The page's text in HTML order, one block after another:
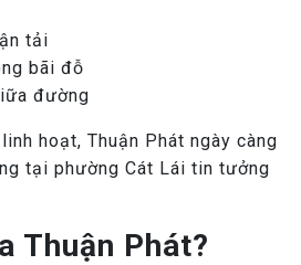
tải
bãi đỗ
đường
hoạt, Thuận Phát ngày càng
tại phường Cát Lái tin tưởng
Thuận Phát?